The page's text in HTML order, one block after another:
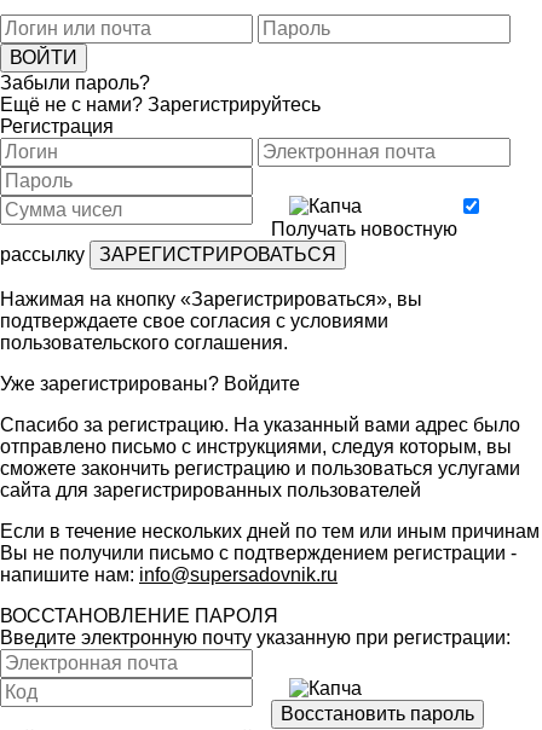
Забыли пароль?
Ещё не с нами? Зарегистрируйтесь
Регистрация
Получать новостную
рассылку
Нажимая на кнопку «Зарегистрироваться», вы
подтверждаете свое согласия с условиями
пользовательского соглашения.
Уже зарегистрированы? Войдите
Спасибо за регистрацию. На указанный вами адрес было
отправлено письмо с инструкциями, следуя которым, вы
сможете закончить регистрацию и пользоваться услугами
сайта для зарегистрированных пользователей
Если в течение нескольких дней по тем или иным причинам
Вы не получили письмо с подтверждением регистрации -
напишите нам: info@supersadovnik.ru
ВОССТАНОВЛЕНИЕ ПАРОЛЯ
Введите электронную почту указанную при регистрации: